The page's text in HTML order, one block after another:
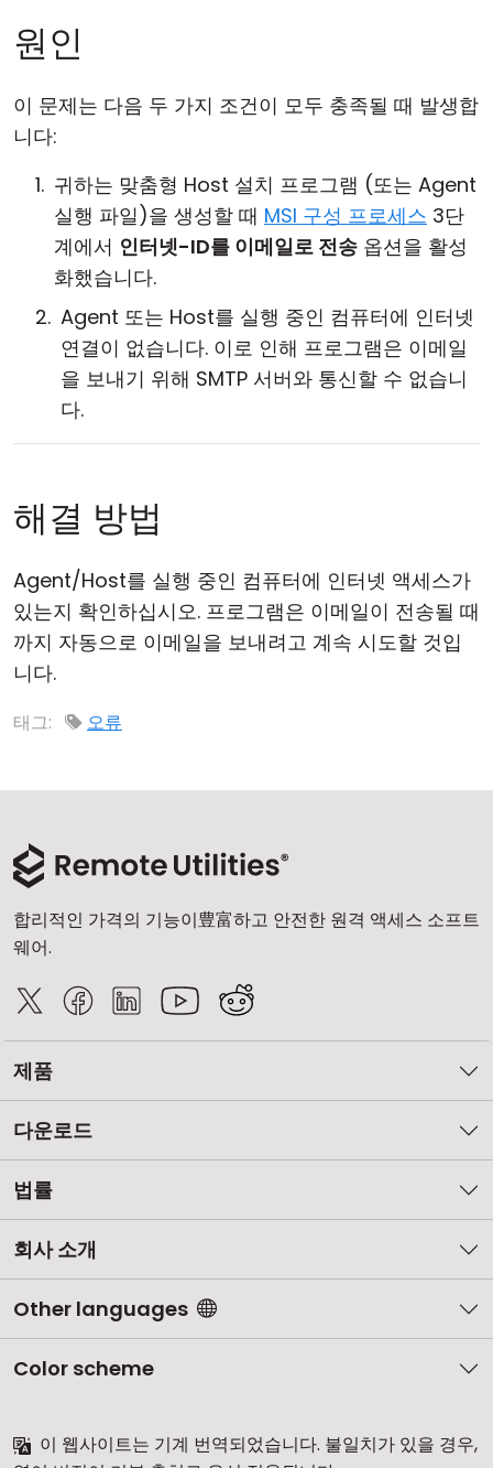
원인
이 문제는 다음 두 가지 조건이 모두 충족될 때 발생합
니다:
귀하는 맞춤형 Host 설치 프로그램 (또는 Agent
실행 파일)을 생성할 때 MSI 구성 프로세스 3단
계에서 인터넷-ID를 이메일로 전송 옵션을 활성
화했습니다.
Agent 또는 Host를 실행 중인 컴퓨터에 인터넷
연결이 없습니다. 이로 인해 프로그램은 이메일
을 보내기 위해 SMTP 서버와 통신할 수 없습니
다.
해결 방법
Agent/Host를 실행 중인 컴퓨터에 인터넷 액세스가
있는지 확인하십시오. 프로그램은 이메일이 전송될 때
까지 자동으로 이메일을 보내려고 계속 시도할 것입
니다.
태그: 오류
합리적인 가격의 기능이豊富하고 안전한 원격 액세스 소프트
웨어.
제품
다운로드
법률
회사 소개
Other languages
Color scheme
이 웹사이트는 기계 번역되었습니다. 불일치가 있을 경우,